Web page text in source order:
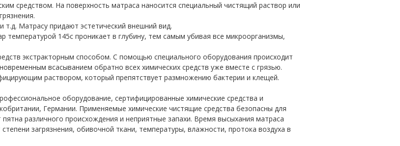
средством. На поверхность матраса наносится специальный чистящий раствор или
т.д. Матрасу придают эстетический внешний вид.
температурой 145с проникает в глубину, тем самым убивая все микроорганизмы,
экстракторным способом. С помощью специального оборудования происходит
всасыванием обратно всех химических средств уже вместе с грязью.
раствором, который препятствует размножению бактерии и клещей.
оборудование, сертифицированные химические средства и
Германии. Применяемые химические чистящие средства безопасны для
различного происхождения и неприятные запахи. Время высыхания матраса
загрязнения, обивочной ткани, температуры, влажности, протока воздуха в